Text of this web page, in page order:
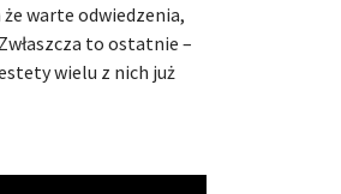
warte odwiedzenia,
to ostatnie –
wielu z nich już